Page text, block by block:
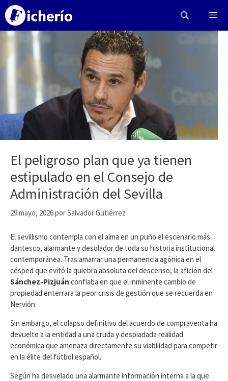
Saltar
contenido
El peligroso plan que ya tienen
estipulado en el Consejo de
Administración del Sevilla
29 mayo, 2026porSalvador Gutiérrez
​El sevillismo contempla con el alma en un puño el escenario más
dantesco, alarmante y desolador de toda su historia institucional
contemporánea. Tras amarrar una permanencia agónica en el
césped que evitó la quiebra absoluta del descenso, la afición del
Sánchez-Pizjuán confiaba en que el inminente cambio de
propiedad enterrara la peor crisis de gestión que se recuerda en
Nervión.
Sin embargo, el colapso definitivo del acuerdo de compraventa ha
devuelto a la entidad a una cruda y despiadada realidad
económica que amenaza directamente su viabilidad para competir
en la élite del fútbol español.
​Según ha desvelado una alarmante información interna a la que